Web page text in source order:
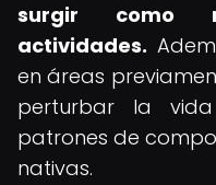
surgir como
actividades.
en áreas
perturbar la
patrones de
nativas.